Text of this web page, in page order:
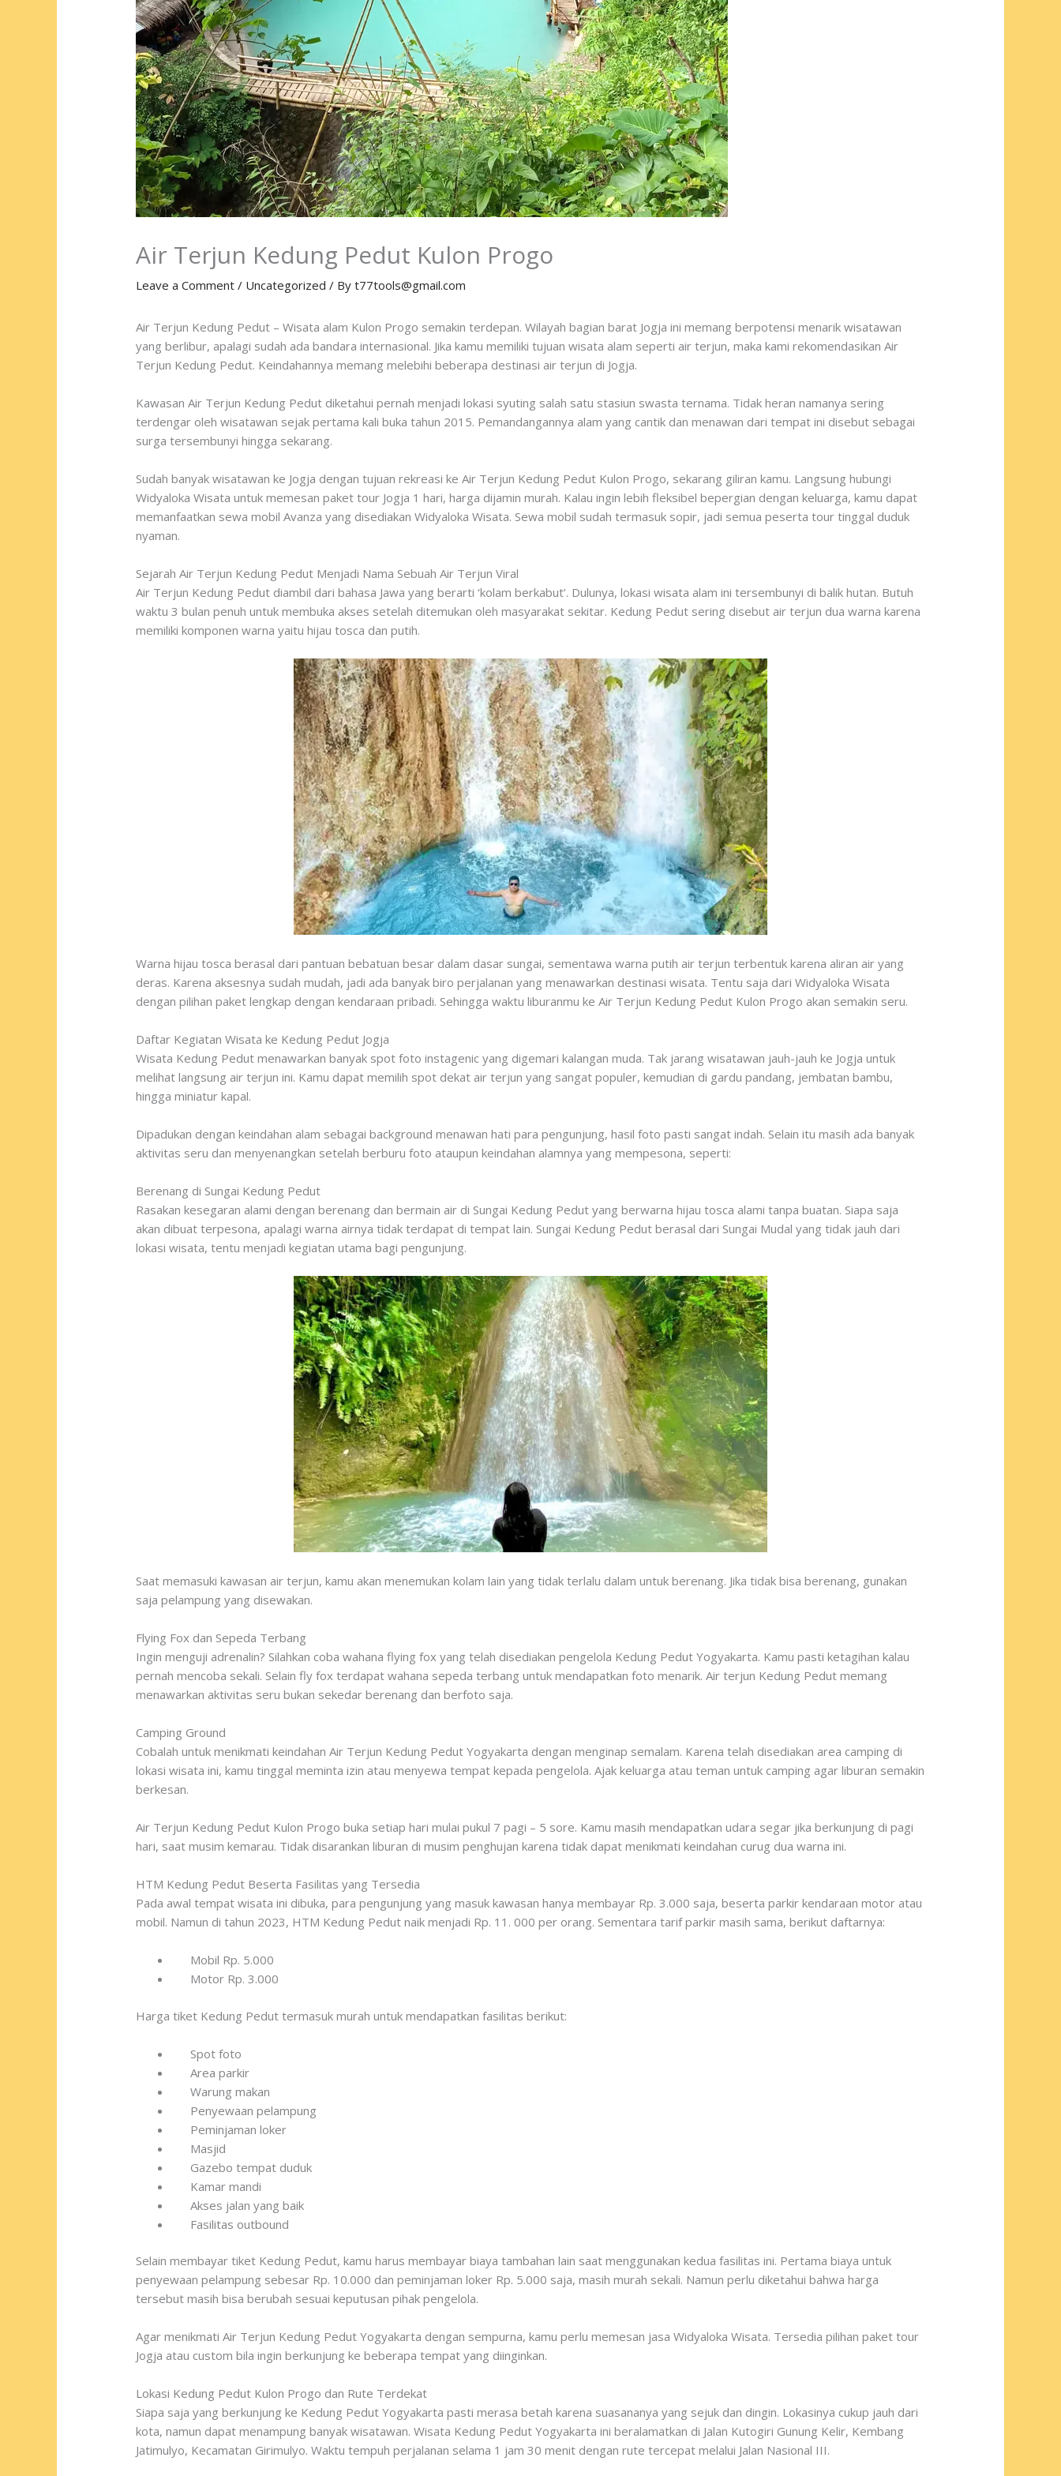
Air Terjun Kedung Pedut Kulon Progo
Leave a Comment / Uncategorized / Byt77tools@gmail.com
Air Terjun Kedung Pedut – Wisata alam Kulon Progo semakin terdepan. Wilayah bagian barat Jogja ini memang berpotensi menarik wisatawan
yang berlibur, apalagi sudah ada bandara internasional. Jika kamu memiliki tujuan wisata alam seperti air terjun, maka kami rekomendasikan Air
Terjun Kedung Pedut. Keindahannya memang melebihi beberapa destinasi air terjun di Jogja.
Kawasan Air Terjun Kedung Pedut diketahui pernah menjadi lokasi syuting salah satu stasiun swasta ternama. Tidak heran namanya sering
terdengar oleh wisatawan sejak pertama kali buka tahun 2015. Pemandangannya alam yang cantik dan menawan dari tempat ini disebut sebagai
surga tersembunyi hingga sekarang.
Sudah banyak wisatawan ke Jogja dengan tujuan rekreasi ke Air Terjun Kedung Pedut Kulon Progo, sekarang giliran kamu. Langsung hubungi
Widyaloka Wisata untuk memesan paket tour Jogja 1 hari, harga dijamin murah. Kalau ingin lebih fleksibel bepergian dengan keluarga, kamu dapat
memanfaatkan sewa mobil Avanza yang disediakan Widyaloka Wisata. Sewa mobil sudah termasuk sopir, jadi semua peserta tour tinggal duduk
nyaman.
Sejarah Air Terjun Kedung Pedut Menjadi Nama Sebuah Air Terjun Viral
Air Terjun Kedung Pedut diambil dari bahasa Jawa yang berarti ‘kolam berkabut’. Dulunya, lokasi wisata alam ini tersembunyi di balik hutan. Butuh
waktu 3 bulan penuh untuk membuka akses setelah ditemukan oleh masyarakat sekitar. Kedung Pedut sering disebut air terjun dua warna karena
memiliki komponen warna yaitu hijau tosca dan putih.
Warna hijau tosca berasal dari pantuan bebatuan besar dalam dasar sungai, sementawa warna putih air terjun terbentuk karena aliran air yang
deras. Karena aksesnya sudah mudah, jadi ada banyak biro perjalanan yang menawarkan destinasi wisata. Tentu saja dari Widyaloka Wisata
dengan pilihan paket lengkap dengan kendaraan pribadi. Sehingga waktu liburanmu ke Air Terjun Kedung Pedut Kulon Progo akan semakin seru.
Daftar Kegiatan Wisata ke Kedung Pedut Jogja
Wisata Kedung Pedut menawarkan banyak spot foto instagenic yang digemari kalangan muda. Tak jarang wisatawan jauh-jauh ke Jogja untuk
melihat langsung air terjun ini. Kamu dapat memilih spot dekat air terjun yang sangat populer, kemudian di gardu pandang, jembatan bambu,
hingga miniatur kapal.
Dipadukan dengan keindahan alam sebagai background menawan hati para pengunjung, hasil foto pasti sangat indah. Selain itu masih ada banyak
aktivitas seru dan menyenangkan setelah berburu foto ataupun keindahan alamnya yang mempesona, seperti:
Berenang di Sungai Kedung Pedut
Rasakan kesegaran alami dengan berenang dan bermain air di Sungai Kedung Pedut yang berwarna hijau tosca alami tanpa buatan. Siapa saja
akan dibuat terpesona, apalagi warna airnya tidak terdapat di tempat lain. Sungai Kedung Pedut berasal dari Sungai Mudal yang tidak jauh dari
lokasi wisata, tentu menjadi kegiatan utama bagi pengunjung.
Saat memasuki kawasan air terjun, kamu akan menemukan kolam lain yang tidak terlalu dalam untuk berenang. Jika tidak bisa berenang, gunakan
saja pelampung yang disewakan.
Flying Fox dan Sepeda Terbang
Ingin menguji adrenalin? Silahkan coba wahana flying fox yang telah disediakan pengelola Kedung Pedut Yogyakarta. Kamu pasti ketagihan kalau
pernah mencoba sekali. Selain fly fox terdapat wahana sepeda terbang untuk mendapatkan foto menarik. Air terjun Kedung Pedut memang
menawarkan aktivitas seru bukan sekedar berenang dan berfoto saja.
Camping Ground
Cobalah untuk menikmati keindahan Air Terjun Kedung Pedut Yogyakarta dengan menginap semalam. Karena telah disediakan area camping di
lokasi wisata ini, kamu tinggal meminta izin atau menyewa tempat kepada pengelola. Ajak keluarga atau teman untuk camping agar liburan semakin
berkesan.
Air Terjun Kedung Pedut Kulon Progo buka setiap hari mulai pukul 7 pagi – 5 sore. Kamu masih mendapatkan udara segar jika berkunjung di pagi
hari, saat musim kemarau. Tidak disarankan liburan di musim penghujan karena tidak dapat menikmati keindahan curug dua warna ini.
HTM Kedung Pedut Beserta Fasilitas yang Tersedia
Pada awal tempat wisata ini dibuka, para pengunjung yang masuk kawasan hanya membayar Rp. 3.000 saja, beserta parkir kendaraan motor atau
mobil. Namun di tahun 2023, HTM Kedung Pedut naik menjadi Rp. 11. 000 per orang. Sementara tarif parkir masih sama, berikut daftarnya:
Mobil Rp. 5.000
Motor Rp. 3.000
Harga tiket Kedung Pedut termasuk murah untuk mendapatkan fasilitas berikut:
Spot foto
Area parkir
Warung makan
Penyewaan pelampung
Peminjaman loker
Masjid
Gazebo tempat duduk
Kamar mandi
Akses jalan yang baik
Fasilitas outbound
Selain membayar tiket Kedung Pedut, kamu harus membayar biaya tambahan lain saat menggunakan kedua fasilitas ini. Pertama biaya untuk
penyewaan pelampung sebesar Rp. 10.000 dan peminjaman loker Rp. 5.000 saja, masih murah sekali. Namun perlu diketahui bahwa harga
tersebut masih bisa berubah sesuai keputusan pihak pengelola.
Agar menikmati Air Terjun Kedung Pedut Yogyakarta dengan sempurna, kamu perlu memesan jasa Widyaloka Wisata. Tersedia pilihan paket tour
Jogja atau custom bila ingin berkunjung ke beberapa tempat yang diinginkan.
Lokasi Kedung Pedut Kulon Progo dan Rute Terdekat
Siapa saja yang berkunjung ke Kedung Pedut Yogyakarta pasti merasa betah karena suasananya yang sejuk dan dingin. Lokasinya cukup jauh dari
kota, namun dapat menampung banyak wisatawan. Wisata Kedung Pedut Yogyakarta ini beralamatkan di Jalan Kutogiri Gunung Kelir, Kembang
Jatimulyo, Kecamatan Girimulyo. Waktu tempuh perjalanan selama 1 jam 30 menit dengan rute tercepat melalui Jalan Nasional III.